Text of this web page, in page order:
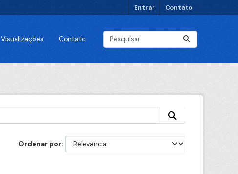
Entrar Contato
Visualizações Contato
Ordenar por